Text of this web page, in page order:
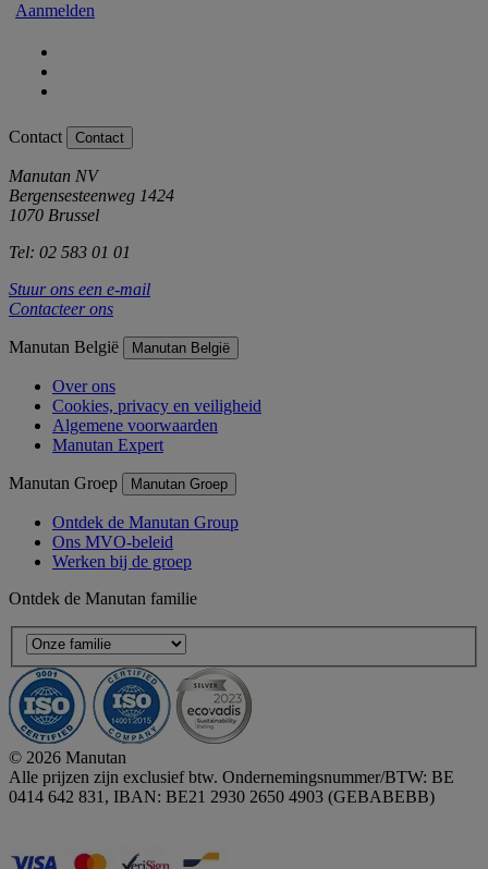
Aanmelden
Contact Contact
Manutan NV
Bergensesteenweg 1424
1070 Brussel
Tel: 02 583 01 01
Stuur ons een e-mail
Contacteer ons
Manutan België Manutan België
Over ons
Cookies, privacy en veiligheid
Algemene voorwaarden
Manutan Expert
Manutan Groep Manutan Groep
Ontdek de Manutan Group
Ons MVO-beleid
Werken bij de groep
Ontdek de Manutan familie
© 2026 Manutan
Alle prijzen zijn exclusief btw. Ondernemingsnummer/BTW: BE
0414 642 831, IBAN: BE21 2930 2650 4903 (GEBABEBB)